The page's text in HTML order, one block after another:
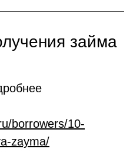
займа
borrowers/10-
zayma/